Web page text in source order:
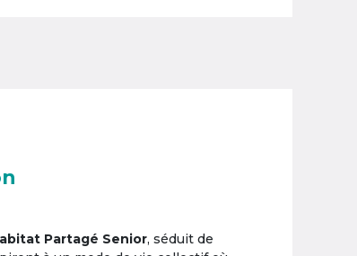
Partagé Senior, séduit de